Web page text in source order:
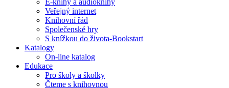
E-knihy a audioknihy
Veřejný internet
Knihovní řád
Společenské hry
S knížkou do života-Bookstart
Katalogy
On-line katalog
Edukace
Pro školy a školky
Čteme s knihovnou